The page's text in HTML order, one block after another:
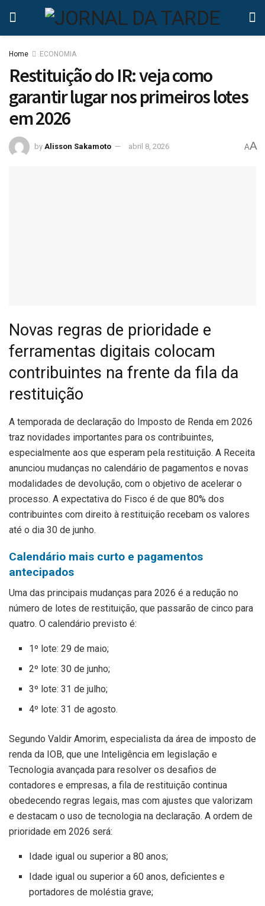
Home ECONOMIA
Restituição do IR: veja como
garantir lugar nos primeiros lotes
em 2026
by Alisson Sakamoto abril 8, 2026 AA
Novas regras de prioridade e
ferramentas digitais colocam
contribuintes na frente da fila da
restituição
A temporada de declaração do Imposto de Renda em 2026
traz novidades importantes para os contribuintes,
especialmente aos que esperam pela restituição. A Receita
anunciou mudanças no calendário de pagamentos e novas
modalidades de devolução, com o objetivo de acelerar o
processo. A expectativa do Fisco é de que 80% dos
contribuintes com direito à restituição recebam os valores
até o dia 30 de junho.
Calendário mais curto e pagamentos
antecipados
Uma das principais mudanças para 2026 é a redução no
número de lotes de restituição, que passarão de cinco para
quatro. O calendário previsto é:
1º lote: 29 de maio;
2º lote: 30 de junho;
3º lote: 31 de julho;
4º lote: 31 de agosto.
Segundo Valdir Amorim, especialista da área de imposto de
renda da IOB, que une Inteligência em legislação e
Tecnologia avançada para resolver os desafios de
contadores e empresas, a fila de restituição continua
obedecendo regras legais, mas com ajustes que valorizam
e destacam o uso de tecnologia na declaração. A ordem de
prioridade em 2026 será:
Idade igual ou superior a 80 anos;
Idade igual ou superior a 60 anos, deficientes e
portadores de moléstia grave;